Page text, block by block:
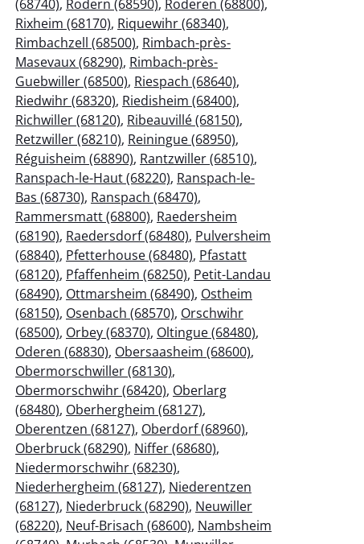
(68740), Rodern (68590), Roderen (68800),
Rixheim (68170), Riquewihr (68340),
Rimbachzell (68500), Rimbach-près-
Masevaux (68290), Rimbach-près-
Guebwiller (68500), Riespach (68640),
Riedwihr (68320), Riedisheim (68400),
Richwiller (68120), Ribeauvillé (68150),
Retzwiller (68210), Reiningue (68950),
Réguisheim (68890), Rantzwiller (68510),
Ranspach-le-Haut (68220), Ranspach-le-
Bas (68730), Ranspach (68470),
Rammersmatt (68800), Raedersheim
(68190), Raedersdorf (68480), Pulversheim
(68840), Pfetterhouse (68480), Pfastatt
(68120), Pfaffenheim (68250), Petit-Landau
(68490), Ottmarsheim (68490), Ostheim
(68150), Osenbach (68570), Orschwihr
(68500), Orbey (68370), Oltingue (68480),
Oderen (68830), Obersaasheim (68600),
Obermorschwiller (68130),
Obermorschwihr (68420), Oberlarg
(68480), Oberhergheim (68127),
Oberentzen (68127), Oberdorf (68960),
Oberbruck (68290), Niffer (68680),
Niedermorschwihr (68230),
Niederhergheim (68127), Niederentzen
(68127), Niederbruck (68290), Neuwiller
(68220), Neuf-Brisach (68600), Nambsheim